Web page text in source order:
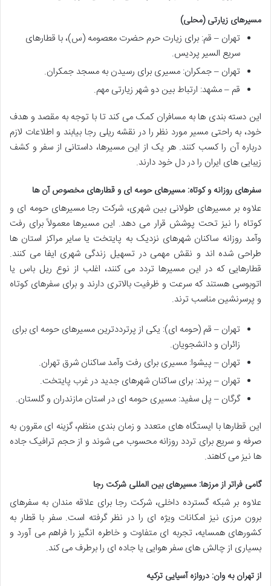
مسیرهای زیارتی (محلی)
تهران – قم: برای زیارت حرم حضرت معصومه (س)، با قطارهای
سریع السیر پردیس.
تهران – جمکران: مسیری برای رسیدن به مسجد جمکران.
قم – مشهد: ارتباط بین دو شهر زیارتی مهم.
این دسته بندی ها به مسافران کمک می کند تا با توجه به مقصد و هدف
خود، به راحتی مسیر مورد نظر را در نقشه ریلی رجا بیابند و اطلاعات لازم
درباره آن را کسب کنند. هر یک از این مسیرها، داستانی از سفر و کشف
زیبایی های ایران را در دل خود دارند.
سفرهای روزانه و کوتاه: مسیرهای حومه ای و قطارهای مخصوص آن ها
علاوه بر مسیرهای طولانی بین شهری، شرکت رجا مسیرهای حومه ای و
کوتاه را نیز تحت پوشش قرار می دهد. این مسیرها معمولاً برای رفت
وآمد روزانه ساکنان شهرهای نزدیک به پایتخت یا سایر مراکز استان ها
طراحی شده اند و نقش مهمی در تسهیل زندگی شهری ایفا می کنند.
قطارهایی که در این مسیرها تردد می کنند، اغلب از نوع ریل باس یا
اتوبوسی هستند که سرعت و ظرفیت بالاتری دارند و برای سفرهای کوتاه
و پرسرنشین مناسب ترند.
تهران – قم (حومه ای): یکی از پرترددترین مسیرهای حومه ای برای
زائران و دانشجویان.
تهران – پیشوا: مسیری برای رفت وآمد ساکنان شرق تهران.
تهران – پرند: برای ساکنان شهرهای جدید در غرب پایتخت.
گرگان – پل سفید: مسیری حومه ای در استان مازندران و گلستان.
این قطارها با ایستگاه های متعدد و زمان بندی منظم، گزینه ای مقرون به
صرفه و سریع برای تردد روزانه محسوب می شوند و از حجم ترافیک جاده
ها نیز می کاهند.
گامی فراتر از مرزها: مسیرهای بین المللی شرکت رجا
علاوه بر شبکه گسترده داخلی، شرکت رجا برای علاقه مندان به سفرهای
برون مرزی نیز امکانات ویژه ای را در نظر گرفته است. سفر با قطار به
کشورهای همسایه، تجربه ای متفاوت و خاطره انگیز را فراهم می آورد و
بسیاری از چالش های سفر هوایی یا جاده ای را برطرف می کند.
از تهران به وان: دروازه آسیایی ترکیه